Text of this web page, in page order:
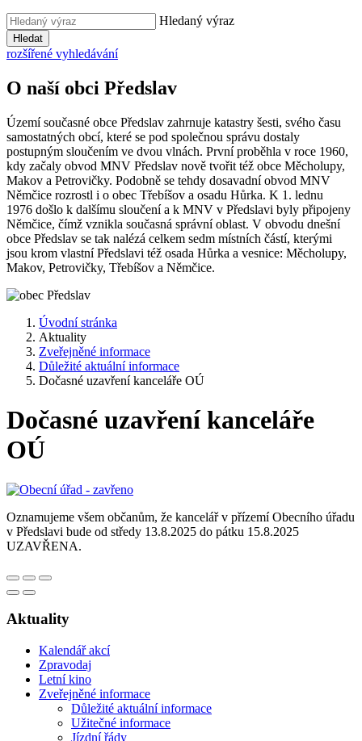
Hledaný výraz
Hledat
rozšířené vyhledávání
O naší obci Předslav
Území současné obce Předslav zahrnuje katastry šesti, svého času
samostatných obcí, které se pod společnou správu dostaly
postupným sloučením ve dvou vlnách. První proběhla v roce 1960,
kdy začaly obvod MNV Předslav nově tvořit též obce Měcholupy,
Makov a Petrovičky. Podobně se tehdy dosavadní obvod MNV
Němčice rozrostl i o obec Třebíšov a osadu Hůrka. K 1. lednu
1976 došlo k dalšímu sloučení a k MNV v Předslavi byly připojeny
Němčice, čímž vznikla současná správní oblast. V obvodu dnešní
obce Předslav se tak nalézá celkem sedm místních částí, kterými
jsou krom vlastní Předslavi též osada Hůrka a vesnice: Měcholupy,
Makov, Petrovičky, Třebíšov a Němčice.
Úvodní stránka
Aktuality
Zveřejněné informace
Důležité aktuální informace
Dočasné uzavření kanceláře OÚ
Dočasné uzavření kanceláře
OÚ
Oznamujeme všem občanům, že kancelář v přízemí Obecního úřadu
v Předslavi bude od středy 13.8.2025 do pátku 15.8.2025
UZAVŘENA.
Aktuality
Kalendář akcí
Zpravodaj
Letní kino
Zveřejněné informace
Důležité aktuální informace
Užitečné informace
Jízdní řády